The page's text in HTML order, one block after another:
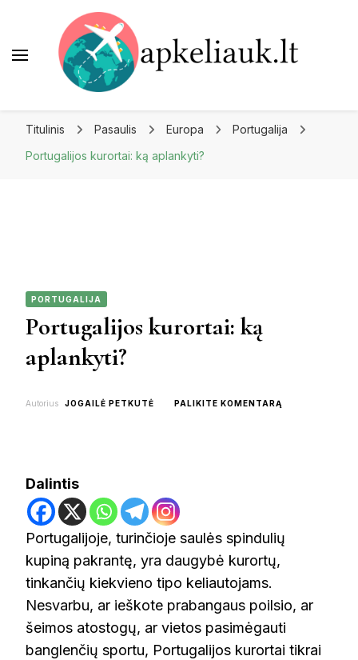
Titulinis Pasaulis Europa
Portugalija
Portugalijos kurortai: ką aplankyti?
PORTUGALIJA
Portugalijos kurortai: ką
aplankyti?
Autorius JOGAILĖ PETKUTĖ PALIKITE KOMENTARĄ
Dalintis
Portugalijoje, turinčioje saulės spindulių
kupiną pakrantę, yra daugybė kurortų,
tinkančių kiekvieno tipo keliautojams.
Nesvarbu, ar ieškote prabangaus poilsio, ar
šeimos atostogų, ar vietos pasimėgauti
banglenčių sportu, Portugalijos kurortai tikrai